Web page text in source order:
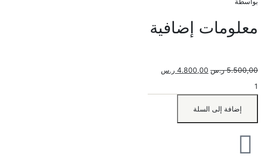
معلومات إضافية
5.500,00 ر.س 4.800,00 ر.س
إضافة إلى السلة